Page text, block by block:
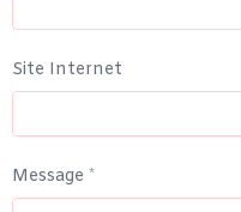
Site Internet
Message